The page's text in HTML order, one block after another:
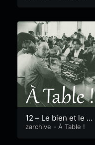
12 – Le bien et le m
alt part.1 – Zytholog
zarchive - À Table !